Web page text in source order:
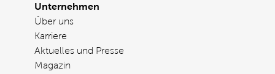
Unternehmen
Über uns
Karriere
Aktuelles und Presse
Magazin